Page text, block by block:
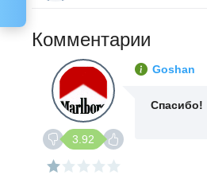
Комментарии
3.92
Goshan
Спасибо!